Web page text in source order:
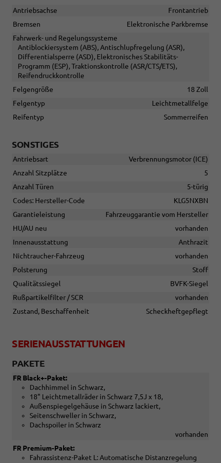
Antriebsachse
Frontantrieb
Bremsen
Elektronische Parkbremse
Fahrwerk- und Regelungssysteme
Antiblockiersystem (ABS), Antischlupfregelung (ASR),
Differentialsperre (ASD), Elektronisches Stabilitäts-
Programm (ESP), Traktionskontrolle (ASR/CTS/ETS),
Reifendruckkontrolle
Felgengröße
18 Zoll
Felgentyp
Leichtmetallfelge
Reifentyp
Sommerreifen
SONSTIGES
Antriebsart
Verbrennungsmotor (ICE)
Anzahl Sitzplätze
5
Anzahl Türen
5-türig
Codes: Hersteller-Code
KLG5NXBN
Garantieleistung
Fahrzeuggarantie vom Hersteller
HU/AU neu
vorhanden
Innenausstattung
Anthrazit
Nichtraucher-Fahrzeug
vorhanden
Polsterung
Stoff
Qualitätssiegel
BVFK-Siegel
Rußpartikelfilter / SCR
vorhanden
Zustand, Beschaffenheit
Scheckheftgepflegt
SERIENAUSSTATTUNGEN
PAKETE
FR Black+-Paket:
Dachhimmel in Schwarz,
18" Leichtmetallräder in Schwarz 7,5J x 18,
Außenspiegelgehäuse in Schwarz lackiert,
Seitenschweller in Schwarz,
Dachspoiler in Schwarz
vorhanden
FR Premium-Paket:
Fahrassistenz-Paket L: Automatische Distanzregelung